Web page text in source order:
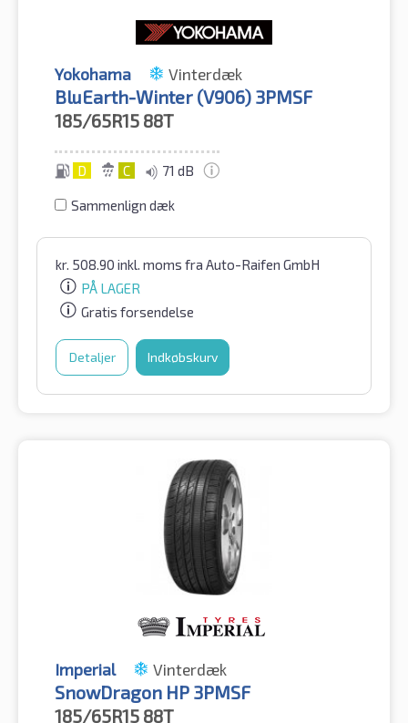
Yokohama Vinterdæk
BluEarth-Winter (V906) 3PMSF
185/65R15 88T
D C 71 dB
Sammenlign dæk
kr. 508.90 inkl. moms fra Auto-Raifen GmbH
PÅ LAGER
Gratis forsendelse
Detaljer Indkøbskurv
Imperial Vinterdæk
SnowDragon HP 3PMSF
185/65R15 88T